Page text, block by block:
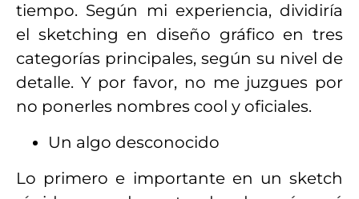
tiempo. Según mi experiencia, dividiría
el sketching en diseño gráfico en tres
categorías principales, según su nivel de
detalle. Y por favor, no me juzgues por
no ponerles nombres cool y oficiales.
Un algo desconocido
Lo primero e importante en un sketch